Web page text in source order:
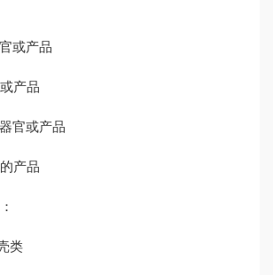
或产品
产品
官或产品
产品
类